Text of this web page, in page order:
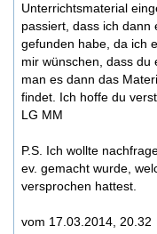
Unterrichtsmaterial
passiert, dass ich dann
gefunden habe, da ich
mir wünschen, dass du
man es dann das
findet. Ich hoffe du
LG MM
P.S. Ich wollte
ev. gemacht wurde,
versprochen hattest.
vom 17.03.2014, 20.32